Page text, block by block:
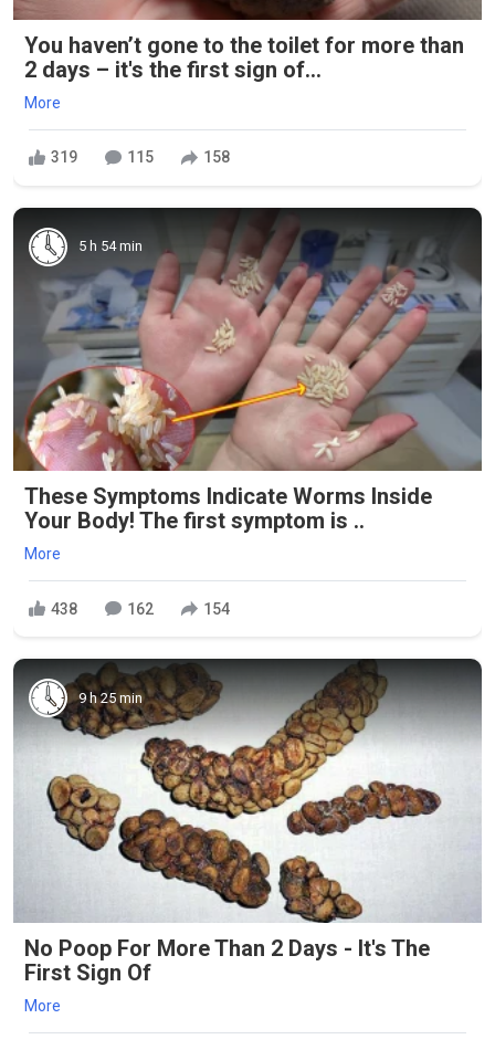
You haven’t gone to the toilet for more than
2 days – it's the first sign of...
More
319 115 158
5 h 54 min
These Symptoms Indicate Worms Inside
Your Body! The first symptom is ..
More
438 162 154
9 h 25 min
No Poop For More Than 2 Days - It's The
First Sign Of
More